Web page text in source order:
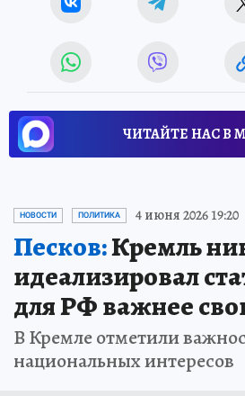
ЧИТАЙТЕ НАС В
НОВОСТИ ПОЛИТИКА 4 июня 2026 19:20
Песков:Кремль
идеализировал
для РФ важнее
В Кремле отметили
национальных интересов